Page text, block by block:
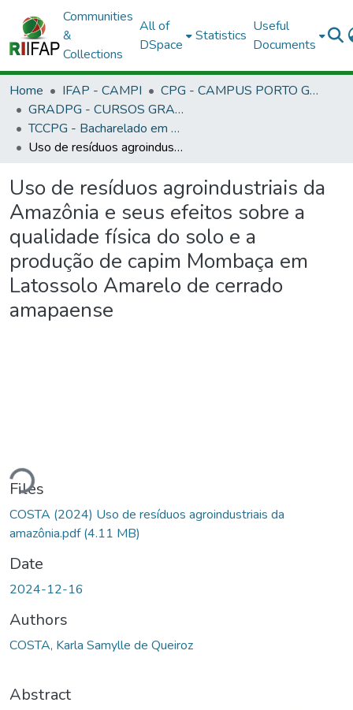
Communities
&
Collections
All of
DSpace
Statistics
Useful
Documents
Home IFAP - CAMPI
CPG - CAMPUS PORTO GRANDE
GRADPG - CURSOS GRADUAÇÃO - CAMPUS PORTO GRANDE
TCCPG - Bacharelado em Engenharia Agronômica
Uso de resíduos agroindustriais da Amazônia e seus efeitos sobre a qualidade física do solo e a produção de capim Mombaça em Latossolo Amarelo de cerrado amapaense
Uso de resíduos agroindustriais da
Amazônia e seus efeitos sobre a
qualidade física do solo e a
produção de capim Mombaça em
Latossolo Amarelo de cerrado
amapaense
Files
COSTA (2024) Uso de resíduos agroindustriais da
amazônia.pdf(4.11 MB)
Date
2024-12-16
Authors
COSTA, Karla Samylle de Queiroz
Abstract